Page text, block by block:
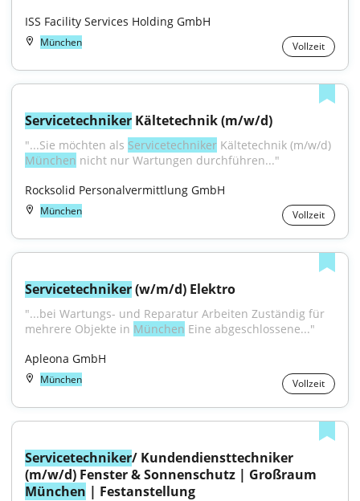
ISS Facility Services Holding GmbH
München Vollzeit
Servicetechniker Kältetechnik (m/w/d)
"...Sie möchten als Servicetechniker
München nicht nur Wartungen durchführen..."
Rocksolid Personalvermittlung GmbH
München Vollzeit
Servicetechniker (w/m/d) Elektro
"...bei Wartungs- und Reparatur Arbeiten Zuständig für
mehrere Objekte in München Eine abgeschlossene..."
Apleona GmbH
München Vollzeit
Servicetechniker/ Kundendiensttechniker
München | Festanstellung